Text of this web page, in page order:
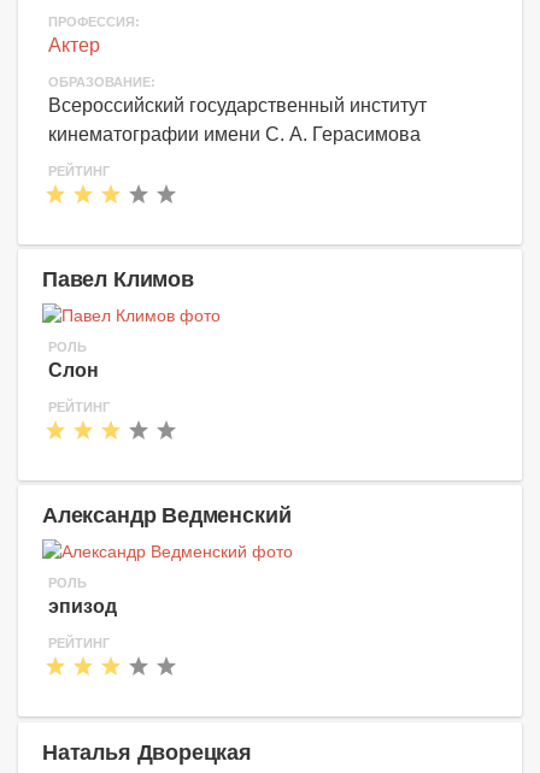
ПРОФЕССИЯ:
Актер
ОБРАЗОВАНИЕ:
Всероссийский государственный институт
кинематографии имени С. А. Герасимова
РЕЙТИНГ
Павел Климов
РОЛЬ
Слон
РЕЙТИНГ
Александр Ведменский
РОЛЬ
эпизод
РЕЙТИНГ
Наталья Дворецкая